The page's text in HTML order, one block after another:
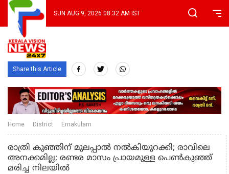
SUN AUG 9, 2026 08:32 AM IST
Share this Article
Home District Ernakulam
രാത്രി കുഞ്ഞിന് മുലപ്പാൽ നൽകിയുറക്കി; രാവിലെ
അനക്കമില്ല; രണ്ടര മാസം പ്രായമുള്ള പെൺകുഞ്ഞ്
മരിച്ച നിലയിൽ